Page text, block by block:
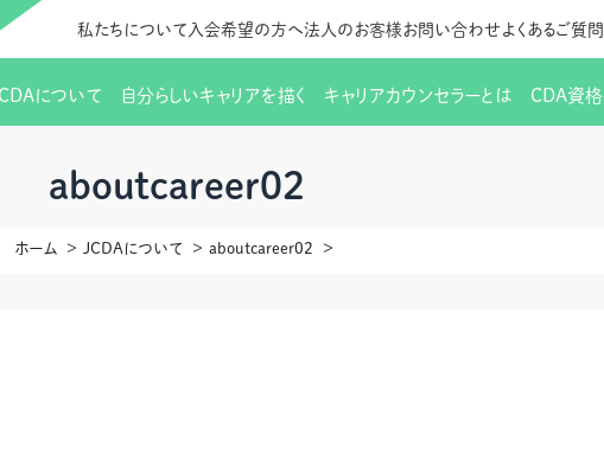
私たちについて 入会希望の方へ法人のお客様お問い合わせよくあるご質問
について
JCDAのビジョン
自分らしいキャリアを描く キャリアカウンセラーとは CDA資格
入会のご案内
支部のご紹介
研修情報（お知らせ）
（更新講習・スキルアップ）
aboutcareer02
ホーム JCDAについて aboutcareer02